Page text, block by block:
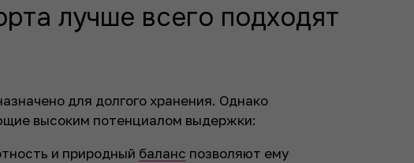
лучше всего подходят
для долгого хранения. Однако
высоким потенциалом выдержки:
и природный баланс позволяют ему